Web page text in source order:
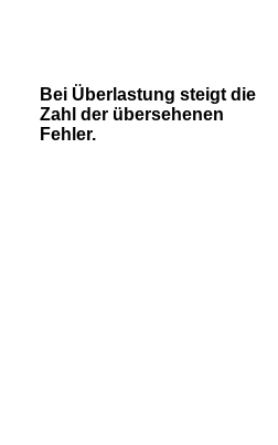
Bei Überlastung steigt die
Zahl der übersehenen
Fehler.